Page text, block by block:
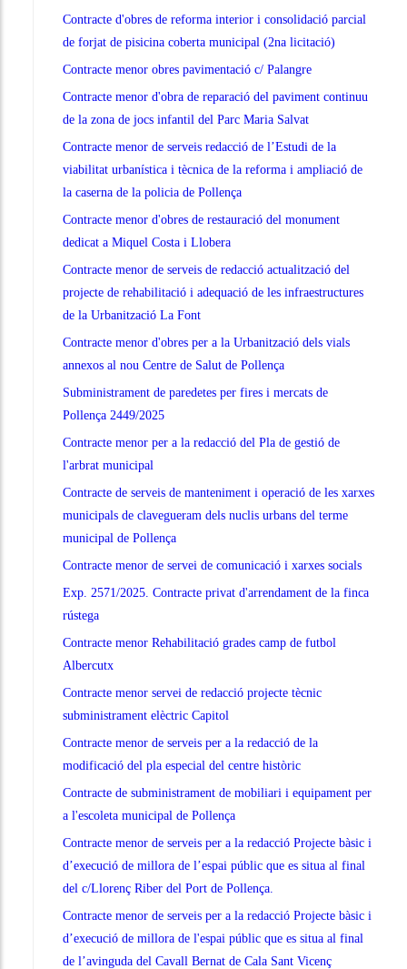
Contracte d'obres de reforma interior i consolidació parcial
de forjat de pisicina coberta municipal (2na licitació)
Contracte menor obres pavimentació c/ Palangre
Contracte menor d'obra de reparació del paviment continuu
de la zona de jocs infantil del Parc Maria Salvat
Contracte menor de serveis redacció de l’Estudi de la
viabilitat urbanística i tècnica de la reforma i ampliació de
la caserna de la policia de Pollença
Contracte menor d'obres de restauració del monument
dedicat a Miquel Costa i Llobera
Contracte menor de serveis de redacció actualització del
projecte de rehabilitació i adequació de les infraestructures
de la Urbanització La Font
Contracte menor d'obres per a la Urbanització dels vials
annexos al nou Centre de Salut de Pollença
Subministrament de paredetes per fires i mercats de
Pollença 2449/2025
Contracte menor per a la redacció del Pla de gestió de
l'arbrat municipal
Contracte de serveis de manteniment i operació de les xarxes
municipals de clavegueram dels nuclis urbans del terme
municipal de Pollença
Contracte menor de servei de comunicació i xarxes socials
Exp. 2571/2025. Contracte privat d'arrendament de la finca
rústega
Contracte menor Rehabilitació grades camp de futbol
Albercutx
Contracte menor servei de redacció projecte tècnic
subministrament elèctric Capitol
Contracte menor de serveis per a la redacció de la
modificació del pla especial del centre històric
Contracte de subministrament de mobiliari i equipament per
a l'escoleta municipal de Pollença
Contracte menor de serveis per a la redacció Projecte bàsic i
d’execució de millora de l’espai públic que es situa al final
del c/Llorenç Riber del Port de Pollença.
Contracte menor de serveis per a la redacció Projecte bàsic i
d’execució de millora de l'espai públic que es situa al final
de l’avinguda del Cavall Bernat de Cala Sant Vicenç